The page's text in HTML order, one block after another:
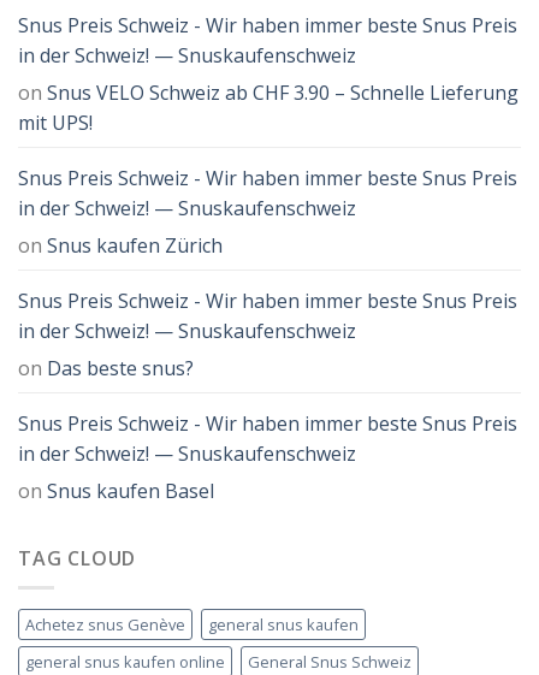
Snus Preis Schweiz - Wir haben immer beste Snus Preis
in der Schweiz! — Snuskaufenschweiz
on Snus VELO Schweiz ab CHF 3.90 – Schnelle Lieferung
mit UPS!
Snus Preis Schweiz - Wir haben immer beste Snus Preis
in der Schweiz! — Snuskaufenschweiz
on Snus kaufen Zürich
Snus Preis Schweiz - Wir haben immer beste Snus Preis
in der Schweiz! — Snuskaufenschweiz
on Das beste snus?
Snus Preis Schweiz - Wir haben immer beste Snus Preis
in der Schweiz! — Snuskaufenschweiz
on Snus kaufen Basel
TAG CLOUD
Achetez snus Genève
general snus kaufen
general snus kaufen online
General Snus Schweiz